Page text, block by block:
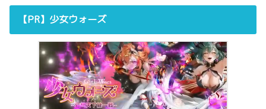
【PR】少女ウォーズ